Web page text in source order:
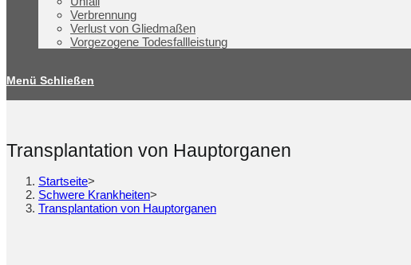
Verbrennung
Verlust von Gliedmaßen
Vorgezogene Todesfallleistung
Menü Schließen
Transplantation von Hauptorganen
Startseite>
Schwere Krankheiten>
Transplantation von Hauptorganen